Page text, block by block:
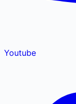
Youtube